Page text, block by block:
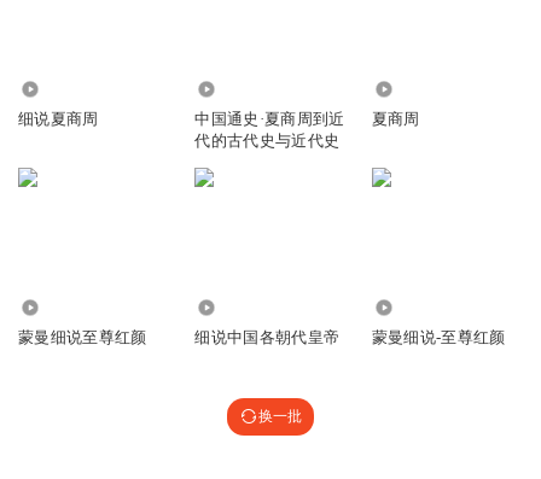
细说夏商周
中国通史·夏商周到近
代的古代史与近代史
夏商周
蒙曼细说至尊红颜 细说中国各朝代皇帝 蒙曼细说-至尊红颜
换一批